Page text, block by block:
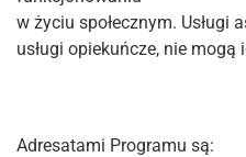
w życiu społecznym. Usługi
usługi opiekuńcze, nie
Adresatami Programu są: